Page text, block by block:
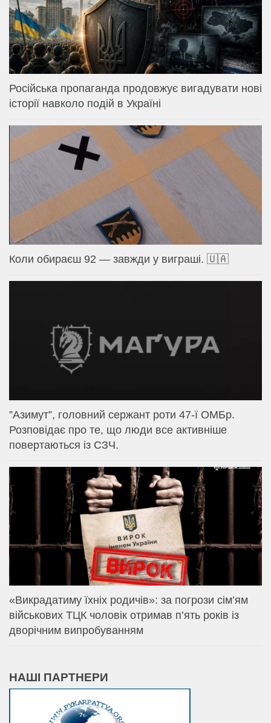
Російська пропаганда продовжує вигадувати нові
історії навколо подій в Україні
Коли обираєш 92 — завжди у виграші. 🇺🇦
⁨”Азимут”, головний сержант роти 47-ї ОМБр.
Розповідає про те, що люди все активніше
повертаються із СЗЧ.
«Викрадатиму їхніх родичів»: за погрози сім’ям
військових ТЦК чоловік отримав п’ять років із
дворічним випробуванням
НАШІ ПАРТНЕРИ